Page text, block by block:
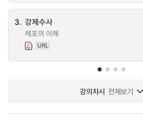
3. 강제수사
체포의 이해
URL
강의차시 전체보기